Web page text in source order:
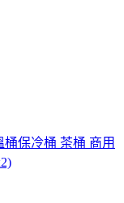
桶保冷桶 茶桶 商用